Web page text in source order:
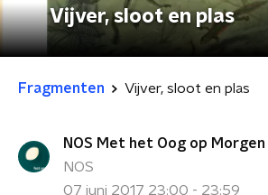
Vijver, sloot en plas
Fragmenten Vijver, sloot en plas
NOS Met het Oog op Morgen
NOS
07 juni 2017 23:00 - 23:59